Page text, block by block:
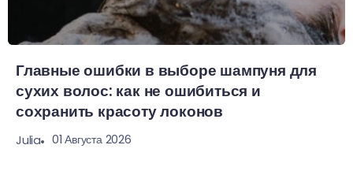
Главные ошибки в выборе шампуня для
сухих волос: как не ошибиться и
сохранить красоту локонов
Julia 01 Августа 2026